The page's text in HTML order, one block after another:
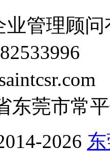
业管理顾
东莞市常
2026